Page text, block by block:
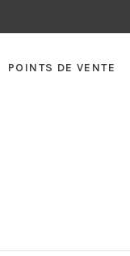
POINTS DE VENTE